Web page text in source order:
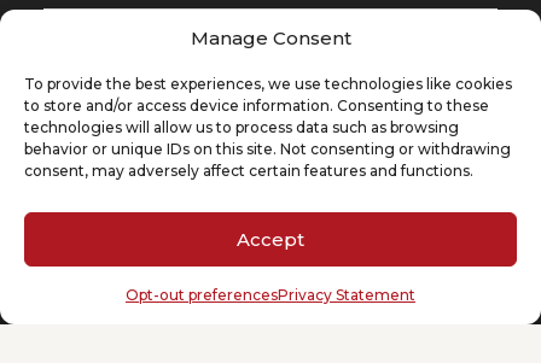
Manage Consent
To provide the best experiences, we use technologies like cookies
to store and/or access device information. Consenting to these
technologies will allow us to process data such as browsing
behavior or unique IDs on this site. Not consenting or withdrawing
consent, may adversely affect certain features and functions.
Accept
Opt-out preferencesPrivacy Statement
Lasciaci un messaggio(Required)